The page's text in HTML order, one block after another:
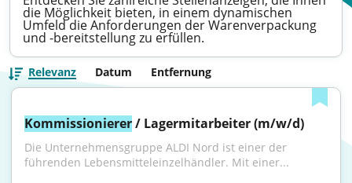
die Möglichkeit bieten, in einem dynamischen
Umfeld die Anforderungen der Warenverpackung
und -bereitstellung zu erfüllen.
Relevanz Datum Entfernung
Kommissionierer / Lagermitarbeiter (m/w/d)
Die Unternehmensgruppe ALDI Nord ist einer der
führenden Lebensmitteleinzelhändler. Mit einer...